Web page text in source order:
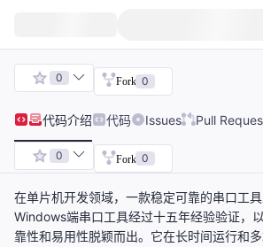
0 Fork 0
代码介绍 代码 Issues Pull
0 Fork 0
在单片机开发领域，一款稳定可靠的串口工
Windows端串口工具经过十五年经验验证，
靠性和易用性脱颖而出。它在长时间运行和